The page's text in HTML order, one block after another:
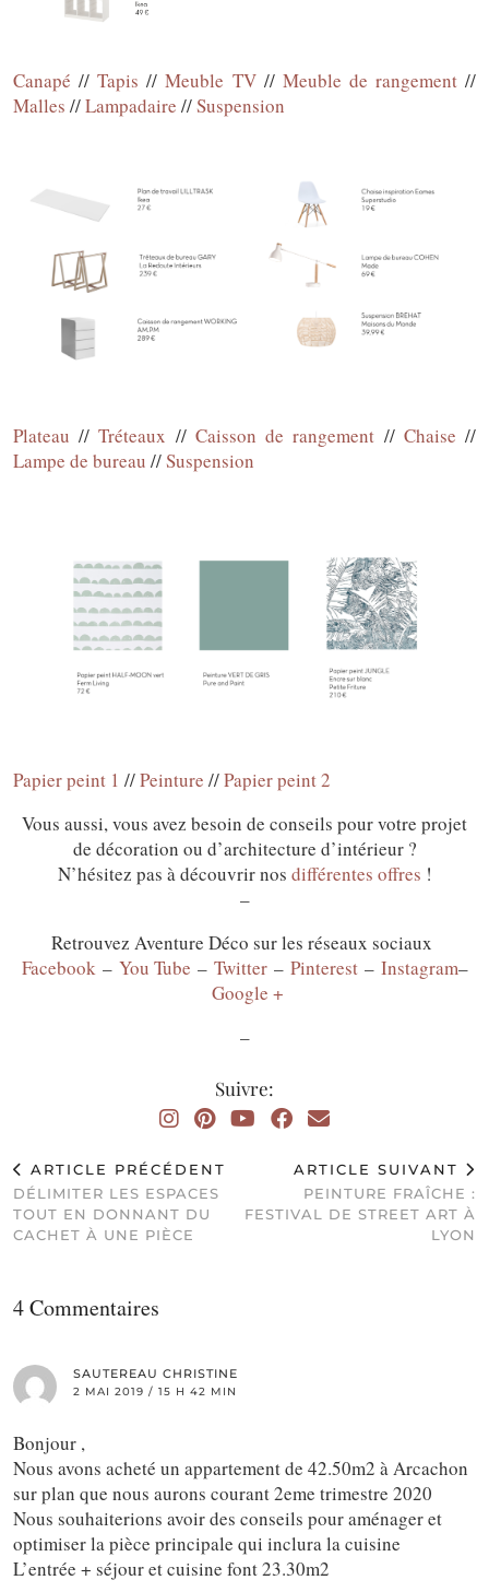
Canapé //Tapis //Meuble TV// Meuble de rangement//
Malles //Lampadaire //Suspension
Plateau //Tréteaux // Caisson de rangement // Chaise //
Lampe de bureau //Suspension
Papier peint 1 //Peinture //Papier peint 2
Vous aussi, vous avez besoin de conseils pour votre projet
de décoration ou d’architecture d’intérieur ?
N’hésitez pas à découvrir nos différentes offres !
–
Retrouvez Aventure Déco sur les réseaux sociaux
Facebook – You Tube – Twitter – Pinterest – Instagram–
Google +
–
Suivre:
ARTICLE PRÉCÉDENT
DÉLIMITER LES ESPACES
TOUT EN DONNANT DU
CACHET À UNE PIÈCE
ARTICLE SUIVANT
PEINTURE FRAÎCHE :
FESTIVAL DE STREET ART À
LYON
4 Commentaires
SAUTEREAU CHRISTINE
2 MAI 2019 / 15 H 42 MIN
Bonjour ,
Nous avons acheté un appartement de 42.50m2 à Arcachon
sur plan que nous aurons courant 2eme trimestre 2020
Nous souhaiterions avoir des conseils pour aménager et
optimiser la pièce principale qui inclura la cuisine
L’entrée + séjour et cuisine font 23.30m2